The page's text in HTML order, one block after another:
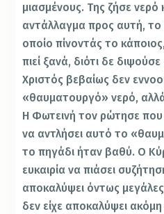
μιασμένους. Της ζήσε νερό
αντάλλαγμα προς αυτή,
οποίο πίνοντάς το
πιεί ξανά, διότι δε
Χριστός βεβαίως δεν
«θαυματουργό» νερό,
Η Φωτεινή τον ρώτησε
να αντλήσει αυτό το
το πηγάδι ήταν βαθύ. Ο
ευκαιρία να πιάσει
αποκαλύψει όντως μεγάλες
δεν είχε αποκαλύψει